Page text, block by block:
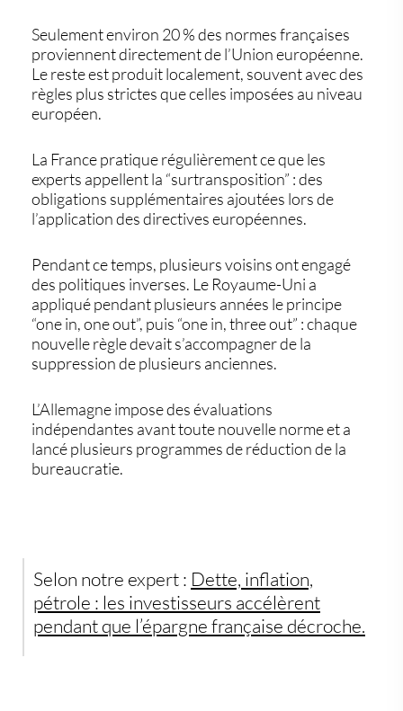
Seulement environ 20 % des normes françaises
proviennent directement de l’Union européenne.
Le reste est produit localement, souvent avec des
règles plus strictes que celles imposées au niveau
européen.
La France pratique régulièrement ce que les
experts appellent la “surtransposition” : des
obligations supplémentaires ajoutées lors de
l’application des directives européennes.
Pendant ce temps, plusieurs voisins ont engagé
des politiques inverses. Le Royaume-Uni a
appliqué pendant plusieurs années le principe
“one in, one out”, puis “one in, three out” : chaque
nouvelle règle devait s’accompagner de la
suppression de plusieurs anciennes.
L’Allemagne impose des évaluations
indépendantes avant toute nouvelle norme et a
lancé plusieurs programmes de réduction de la
bureaucratie.
Selon notre expert : Dette, inflation,
pétrole : les investisseurs accélèrent
pendant que l’épargne française décroche.